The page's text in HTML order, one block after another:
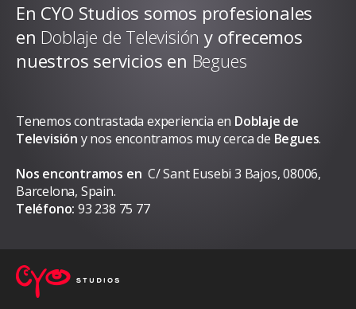
En CYO Studios somos profesionales
en Doblaje de Televisióny ofrecemos
nuestros servicios en Begues
Tenemos contrastada experiencia en Doblaje de
Televisión y nos encontramos muy cerca de Begues.
Nos encontramos en C/ Sant Eusebi 3 Bajos, 08006,
Barcelona, Spain.
Teléfono: 93 238 75 77